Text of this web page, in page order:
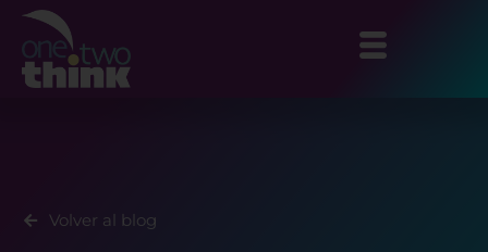
contenido
Volver al blog